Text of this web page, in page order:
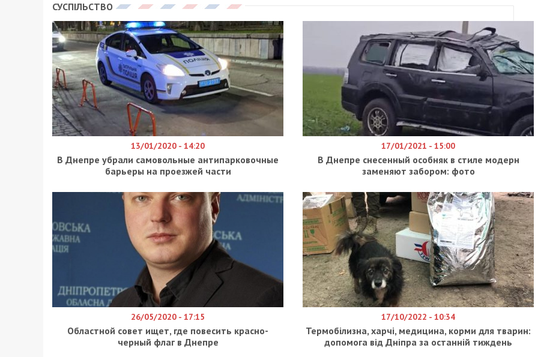
СУСПІЛЬСТВО
13/01/2020 - 14:20
В Днепре убрали самовольные антипарковочные
барьеры на проезжей части
17/01/2021 - 15:00
В Днепре снесенный особняк в стиле модерн
заменяют забором: фото
26/05/2020 - 17:15
Областной совет ищет, где повесить красно-
черный флаг в Днепре
17/10/2022 - 10:34
Термобілизна, харчі, медицина, корми для тварин:
допомога від Дніпра за останній тиждень